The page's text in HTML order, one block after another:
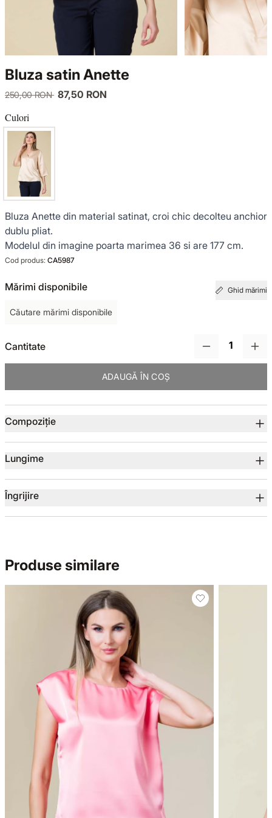
Bluza satin Anette
250,00 RON 87,50 RON
Culori
Bluza Anette din material satinat, croi chic decolteu anchior
dublu pliat.
Modelul din imagine poarta marimea 36 si are 177 cm.
Cod produs: CA5987
Mărimi disponibile Ghid mărimi
Căutare mărimi disponibile
Cantitate
ADAUGĂ ÎN COȘ
Compoziție
Lungime
Îngrijire
Produse similare
COMPLEURI
TRICOTAJE
GECI ȘI PALTOANE
ȚINUTE DE OCAZIE
NOUTĂȚI
COLECȚIA DIN IN
GARDEROBA DE VACANȚĂ
TOTUL DE LA -50%
GECI ȘI PALTOANE
SACOURI ȘI JACHETE
VEZI TOATE REDUCERILE
SENSE LIMITED EDITION
OFFICE MOOD